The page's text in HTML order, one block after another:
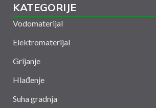
KATEGORIJE
Vodomaterijal
Elektromaterijal
Grijanje
Hlađenje
Suha gradnja